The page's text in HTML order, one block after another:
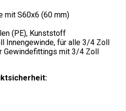
mit S60x6 (60 mm)
(PE), Kunststoff
Innengewinde, für alle 3/4 Zoll
Gewindefittings mit 3/4 Zoll